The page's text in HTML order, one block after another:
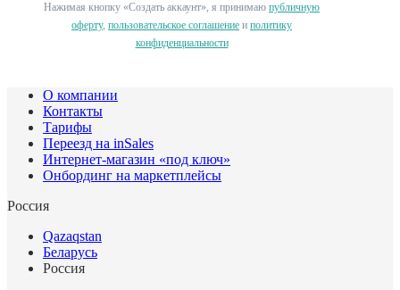
Нажимая кнопку «Создать аккаунт», я принимаю публичную
оферту, пользовательское соглашение и политику
конфиденциальности
О компании
Контакты
Тарифы
Переезд на inSales
Интернет-магазин «под ключ»
Онбординг на маркетплейсы
Россия
Qazaqstan
Беларусь
Россия